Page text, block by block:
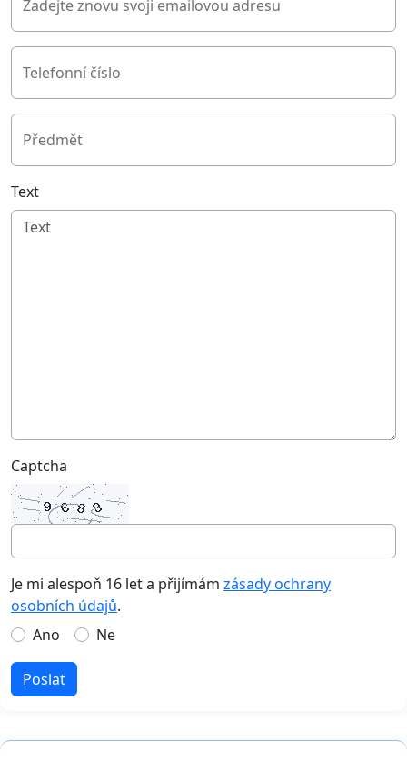
Zadejte znovu svoji emailovou adresu
Telefonní číslo
Předmět
Text
Captcha
Je mi alespoň 16 let a přijímám zásady ochrany
osobních údajů.
Ano
Ne
Poslat